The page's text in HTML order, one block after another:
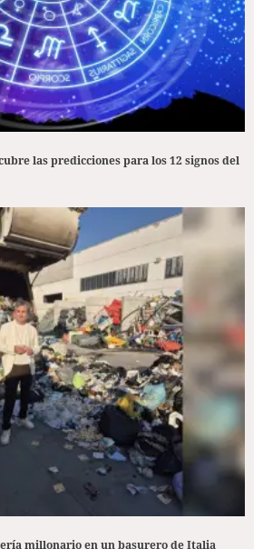
las predicciones para los 12 signos del
millonario en un basurero de Italia